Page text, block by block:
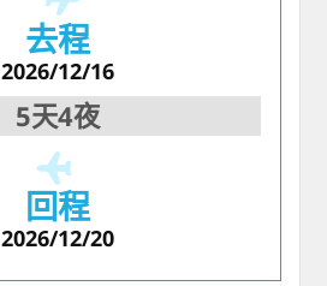
去程
2026/12/16
5天4夜
回程
2026/12/20